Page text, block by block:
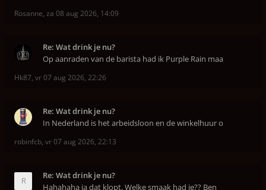
Rosanne, za 08 aug 2026, 14:09
Re: Wat drink je nu?
Op aanraden van de barista had ik Purple Rain maa
Hk87, vr 07 aug 2026, 22:26
Re: Wat drink je nu?
In Nederland is het arbeidsloon en de winkelhuur o
robinfcb, vr 07 aug 2026, 22:13
Re: Wat drink je nu?
Hahahaha ja dat klopt. Welke smaak had je?? Ben